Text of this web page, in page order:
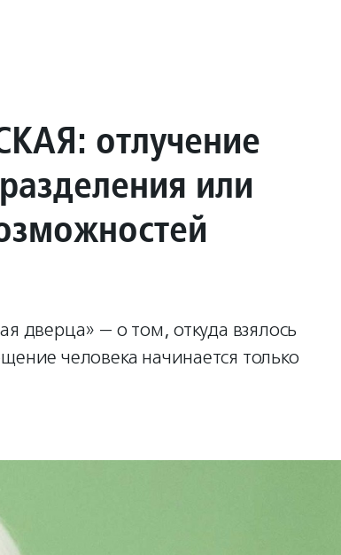
отлучение
или
дверца» — о том, откуда взялось
человека начинается только